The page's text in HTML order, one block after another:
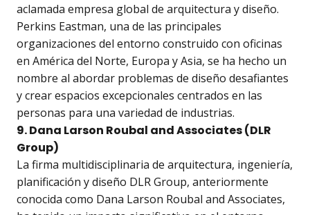
aclamada empresa global de arquitectura y diseño.
Perkins Eastman, una de las principales
organizaciones del entorno construido con oficinas
en América del Norte, Europa y Asia, se ha hecho un
nombre al abordar problemas de diseño desafiantes
y crear espacios excepcionales centrados en las
personas para una variedad de industrias.
9. Dana Larson Roubal and Associates (DLR
Group)
La firma multidisciplinaria de arquitectura, ingeniería,
planificación y diseño DLR Group, anteriormente
conocida como Dana Larson Roubal and Associates,